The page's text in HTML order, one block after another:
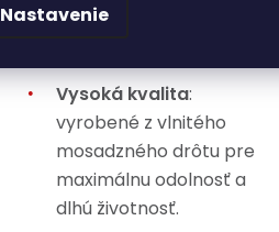
Nastavenie
Výhody:
Vysoká kvalita:
vyrobené z vlnitého
mosadzného drôtu pre
maximálnu odolnosť a
dlhú životnosť.